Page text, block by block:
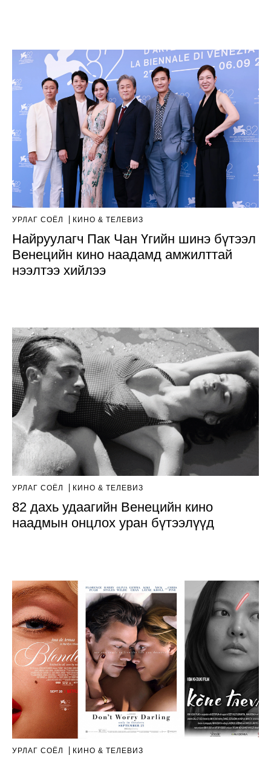
УРЛАГ СОЁЛ КИНО & ТЕЛЕВИЗ
Найруулагч Пак Чан Үгийн шинэ бүтээл
Венецийн кино наадамд амжилттай
нээлтээ хийлээ
УРЛАГ СОЁЛ КИНО & ТЕЛЕВИЗ
82 дахь удаагийн Венецийн кино
наадмын онцлох уран бүтээлүүд
УРЛАГ СОЁЛ КИНО & ТЕЛЕВИЗ